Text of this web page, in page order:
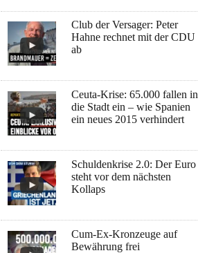
Club der Versager: Peter
Hahne rechnet mit der CDU
ab
Ceuta-Krise: 65.000 fallen in
die Stadt ein – wie Spanien
ein neues 2015 verhindert
Schuldenkrise 2.0: Der Euro
steht vor dem nächsten
Kollaps
Cum-Ex-Kronzeuge auf
Bewährung frei